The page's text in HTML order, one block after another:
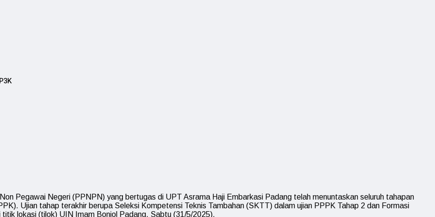
Pegawai Negeri (PPNPN) yang bertugas di UPT Asrama Haji Embarkasi Padang telah menuntaskan seluruh tahapan
Ujian tahap terakhir berupa Seleksi Kompetensi Teknis Tambahan (SKTT) dalam ujian PPPK Tahap 2 dan Formasi
lokasi (tilok) UIN Imam Bonjol Padang, Sabtu (31/5/2025).